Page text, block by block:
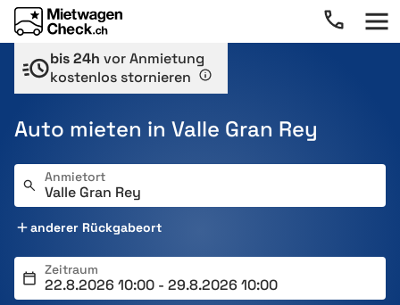
bis 24h vor Anmietung
kostenlos stornieren
Auto mieten in Valle Gran Rey
Anmietort
anderer Rückgabeort
Zeitraum